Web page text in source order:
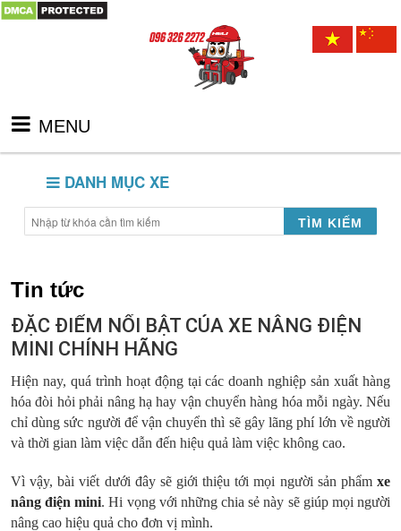
MENU
DANH MỤC XE
TÌM KIẾM
Tin tức
ĐẶC ĐIỂM NỔI BẬT CỦA XE NÂNG ĐIỆN
MINI CHÍNH HÃNG
Hiện nay, quá trình hoạt động tại các doanh nghiệp sản xuất hàng
hóa đòi hỏi phải nâng hạ hay vận chuyển hàng hóa mỗi ngày. Nếu
chỉ dùng sức người để vận chuyển thì sẽ gây lãng phí lớn về người
và thời gian làm việc dẫn đến hiệu quả làm việc không cao.
Vì vậy, bài viết dưới đây sẽ giới thiệu tới mọi người sản phẩm xe
nâng điện mini. Hi vọng với những chia sẻ này sẽ giúp mọi người
nâng cao hiệu quả cho đơn vị mình.